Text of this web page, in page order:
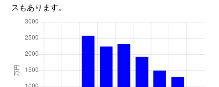
スもあります。